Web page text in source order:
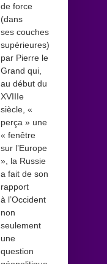
de force
(dans
ses couches
supérieures)
par Pierre le
Grand qui,
au début du
XVIIIe
siècle, «
perça » une
« fenêtre
sur l’Europe
», la Russie
a fait de son
rapport
à l’Occident
non
seulement
une
question